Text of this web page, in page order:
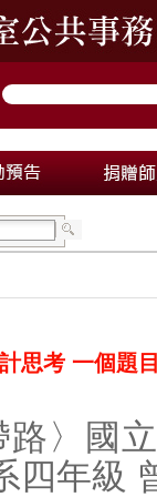
思考 一個題
路〉國
四年級